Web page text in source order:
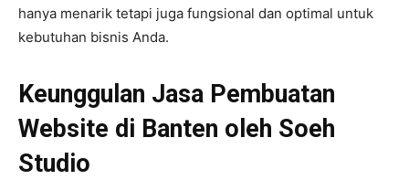
hanya menarik tetapi juga fungsional dan optimal untuk
kebutuhan bisnis Anda.
Keunggulan Jasa Pembuatan
Website di Banten oleh Soeh
Studio